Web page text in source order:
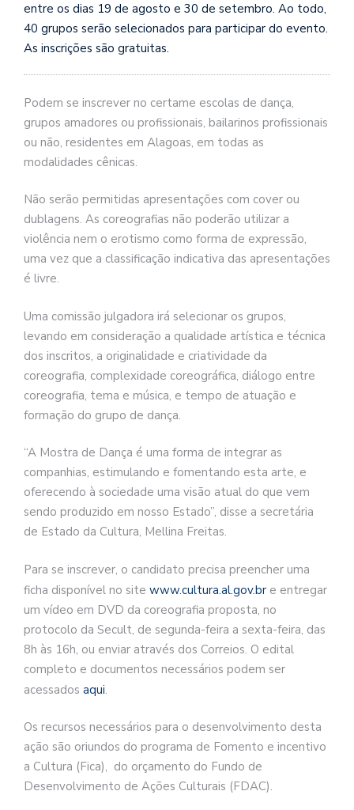
entre os dias 19 de agosto e 30 de setembro. Ao todo,
40 grupos serão selecionados para participar do evento.
As inscrições são gratuitas.
Podem se inscrever no certame escolas de dança,
grupos amadores ou profissionais, bailarinos profissionais
ou não, residentes em Alagoas, em todas as
modalidades cênicas.
Não serão permitidas apresentações com cover ou
dublagens. As coreografias não poderão utilizar a
violência nem o erotismo como forma de expressão,
uma vez que a classificação indicativa das apresentações
é livre.
Uma comissão julgadora irá selecionar os grupos,
levando em consideração a qualidade artística e técnica
dos inscritos, a originalidade e criatividade da
coreografia, complexidade coreográfica, diálogo entre
coreografia, tema e música, e tempo de atuação e
formação do grupo de dança.
“A Mostra de Dança é uma forma de integrar as
companhias, estimulando e fomentando esta arte, e
oferecendo à sociedade uma visão atual do que vem
sendo produzido em nosso Estado”, disse a secretária
de Estado da Cultura, Mellina Freitas.
Para se inscrever, o candidato precisa preencher uma
ficha disponível no site www.cultura.al.gov.br e entregar
um vídeo em DVD da coreografia proposta, no
protocolo da Secult, de segunda-feira a sexta-feira, das
8h às 16h, ou enviar através dos Correios. O edital
completo e documentos necessários podem ser
acessados aqui.
Os recursos necessários para o desenvolvimento desta
ação são oriundos do programa de Fomento e incentivo
a Cultura (Fica), do orçamento do Fundo de
Desenvolvimento de Ações Culturais (FDAC).